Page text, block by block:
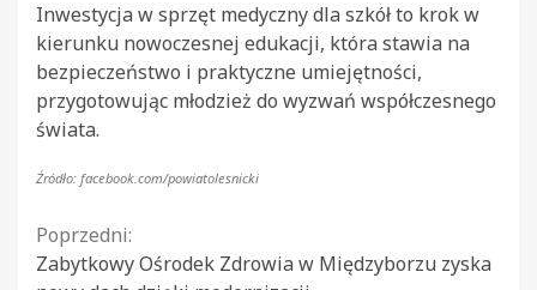
Inwestycja w sprzęt medyczny dla szkół to krok w
kierunku nowoczesnej edukacji, która stawia na
bezpieczeństwo i praktyczne umiejętności,
przygotowując młodzież do wyzwań współczesnego
świata.
Źródło: facebook.com/powiatolesnicki
Continue
Poprzedni:
Zabytkowy Ośrodek Zdrowia w Międzyborzu zyska